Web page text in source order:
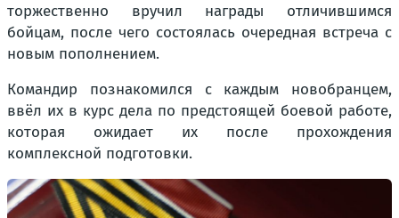
торжественно вручил награды отличившимся
бойцам, после чего состоялась очередная встреча с
новым пополнением.
Командир познакомился с каждым новобранцем,
ввёл их в курс дела по предстоящей боевой работе,
которая ожидает их после прохождения
комплексной подготовки.